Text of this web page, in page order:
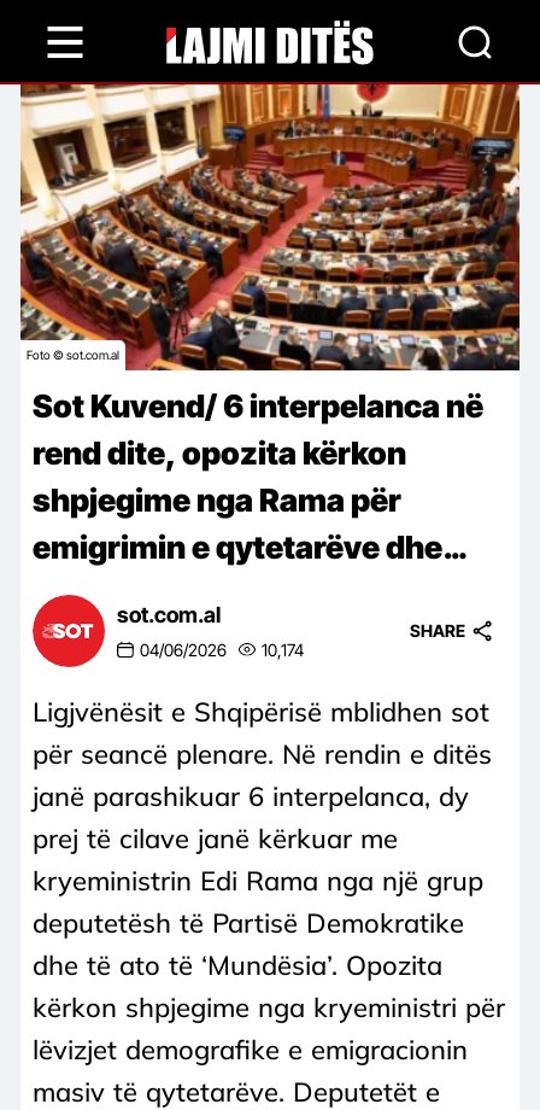
content
Foto © sot.com.al
Sot Kuvend/ 6 interpelanca në
rend dite, opozita kërkon
shpjegime nga Rama për
emigrimin e qytetarëve dhe…
sot.com.al
04/06/2026 10,174
SHARE
Ligjvënësit e Shqipërisë mblidhen sot
për seancë plenare. Në rendin e ditës
janë parashikuar 6 interpelanca, dy
prej të cilave janë kërkuar me
kryeministrin Edi Rama nga një grup
deputetësh të Partisë Demokratike
dhe të ato të ‘Mundësia’. Opozita
kërkon shpjegime nga kryeministri për
lëvizjet demografike e emigracionin
masiv të qytetarëve. Deputetët e